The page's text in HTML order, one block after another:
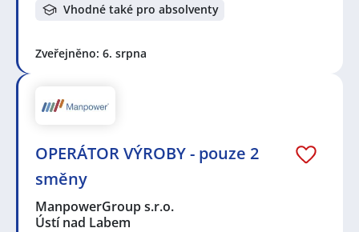
Vhodné také pro absolventy
Zveřejněno: 6. srpna
OPERÁTOR VÝROBY - pouze 2
směny
ManpowerGroup s.r.o.
Ústí nad Labem